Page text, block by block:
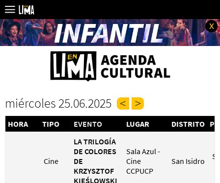
x
miércoles 25.06.2025
HORA TIPO EVENTO LUGAR DISTRITO
Cine
LA TRILOGÍA
DE COLORES
DE
KRZYSZTOF
KIEŚLOWSKI
Sala Azul -
Cine
CCPUCP
San Isidro